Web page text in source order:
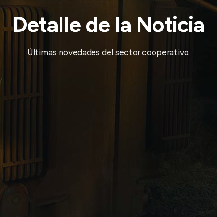
Detalle de la Noticia
Últimas novedades del sector cooperativo.